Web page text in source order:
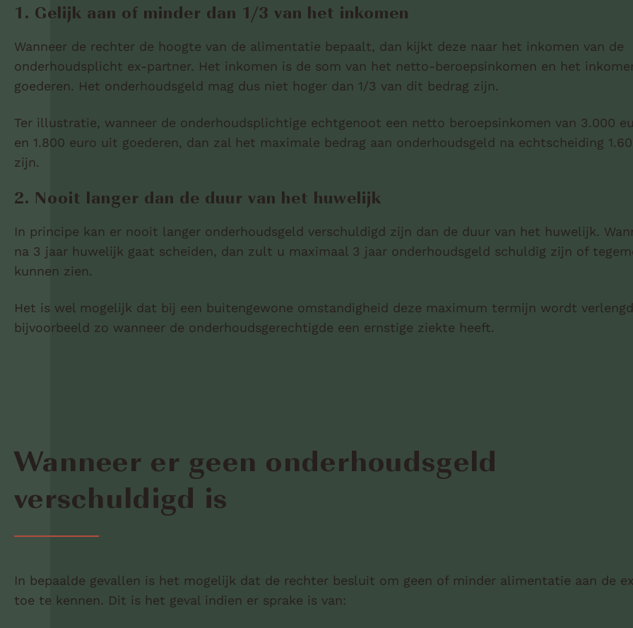
1. Gelijk aan of minder dan 1/3 van het inkomen
Wanneer de rechter de hoogte van de alimentatie bepaalt, dan kijkt deze naar het inkomen van de
onderhoudsplicht ex-partner. Het inkomen is de som van het netto-beroepsinkomen en het
goederen. Het onderhoudsgeld mag dus niet hoger dan 1/3 van dit bedrag zijn.
Ter illustratie, wanneer de onderhoudsplichtige echtgenoot een netto beroepsinkomen van 3.000
en 1.800 euro uit goederen, dan zal het maximale bedrag aan onderhoudsgeld na echtscheiding
zijn.
2. Nooit langer dan de duur van het huwelijk
In principe kan er nooit langer onderhoudsgeld verschuldigd zijn dan de duur van het huwelijk.
na 3 jaar huwelijk gaat scheiden, dan zult u maximaal 3 jaar onderhoudsgeld schuldig zijn of
kunnen zien.
Het is wel mogelijk dat bij een buitengewone omstandigheid deze maximum termijn wordt
bijvoorbeeld zo wanneer de onderhoudsgerechtigde een ernstige ziekte heeft.
Wanneer er geen onderhoudsgeld
verschuldigd is
In bepaalde gevallen is het mogelijk dat de rechter besluit om geen of minder alimentatie aan de
toe te kennen. Dit is het geval indien er sprake is van: